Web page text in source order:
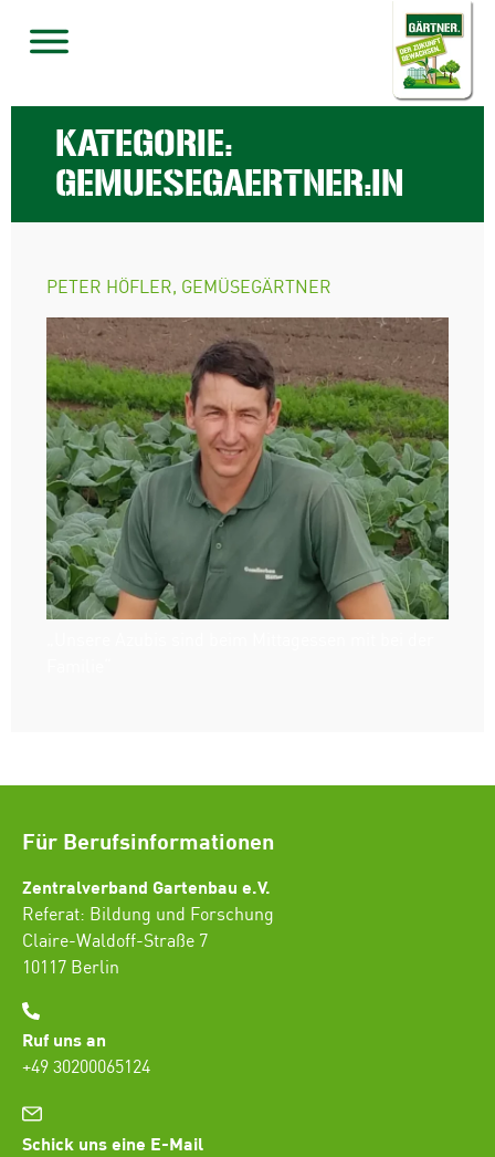
KATEGORIE:
GEMUESEGAERTNER:IN
PETER HÖFLER, GEMÜSEGÄRTNER
Für Berufsinformationen
Zentralverband Gartenbau e.V.
Referat: Bildung und Forschung
Claire-Waldoff-Straße 7
10117 Berlin
Ruf uns an
+49 30200065124
Schick uns eine E-Mail